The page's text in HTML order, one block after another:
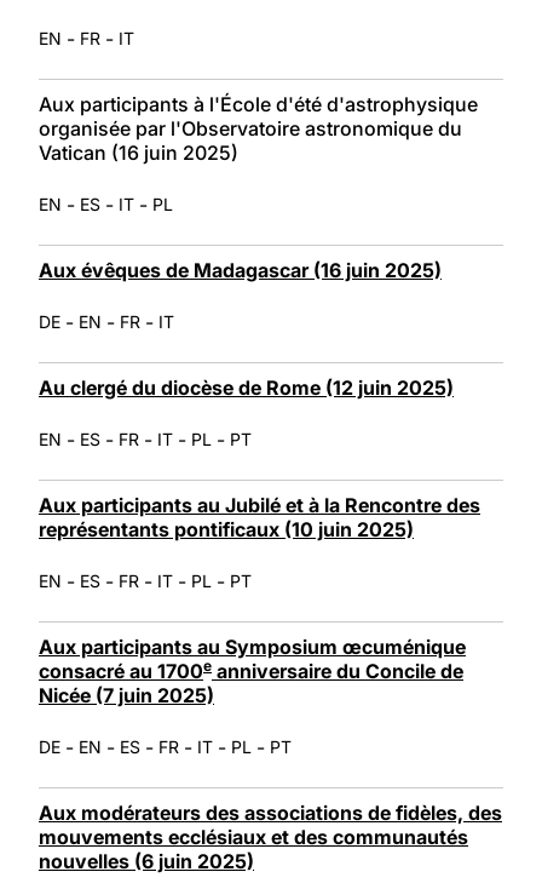
EN - FR - IT
Aux participants à l'École d'été d'astrophysique
organisée par l'Observatoire astronomique du
Vatican (16 juin 2025)
EN - ES - IT - PL
Aux évêques de Madagascar (16 juin 2025)
DE - EN - FR - IT
Au clergé du diocèse de Rome (12 juin 2025)
EN - ES - FR - IT - PL - PT
Aux participants au Jubilé et à la Rencontre des
représentants pontificaux (10 juin 2025)
EN - ES - FR - IT - PL - PT
Aux participants au Symposium œcuménique
consacré au 1700e anniversaire du Concile de
Nicée (7 juin 2025)
DE - EN - ES - FR - IT - PL - PT
Aux modérateurs des associations de fidèles, des
mouvements ecclésiaux et des communautés
nouvelles (6 juin 2025)